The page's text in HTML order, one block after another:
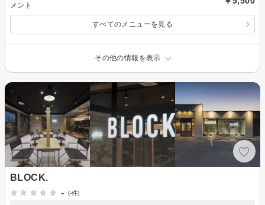
メント
すべてのメニューを見る
その他の情報を表示
BLOCK.
-
(-件)